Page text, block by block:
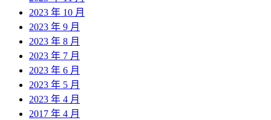
2023 年 10 月
2023 年 9 月
2023 年 8 月
2023 年 7 月
2023 年 6 月
2023 年 5 月
2023 年 4 月
2017 年 4 月